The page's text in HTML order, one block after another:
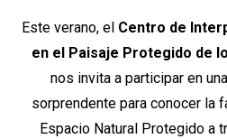
Este verano, el Centro de
en el Paisaje Protegido de
nos invita a participar en
sorprendente para conocer la
Espacio Natural Protegido a